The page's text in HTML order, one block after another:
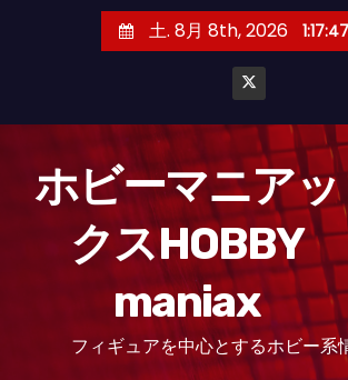
土. 8月 8th, 2026
ホビーマニアッ
クスHOBBY
maniax
フィギュアを中心とするホビー系